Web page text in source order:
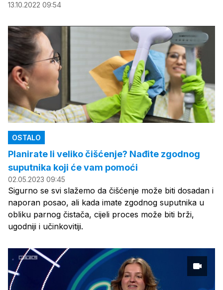
13.10.2022 09:54
OSTALO
Planirate li veliko čišćenje? Nađite zgodnog
suputnika koji će vam pomoći
02.05.2023 09:45
Sigurno se svi slažemo da čišćenje može biti dosadan i
naporan posao, ali kada imate zgodnog suputnika u
obliku parnog čistača, cijeli proces može biti brži,
ugodniji i učinkovitiji.